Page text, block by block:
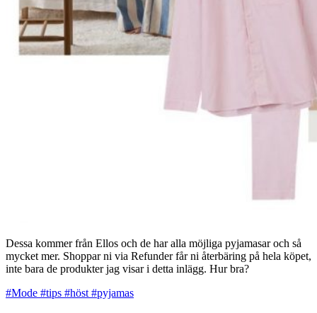
Dessa kommer från Ellos och de har alla möjliga pyjamasar och så
mycket mer. Shoppar ni via Refunder får ni återbäring på hela köpet,
inte bara de produkter jag visar i detta inlägg. Hur bra?
#Mode #tips #höst #pyjamas